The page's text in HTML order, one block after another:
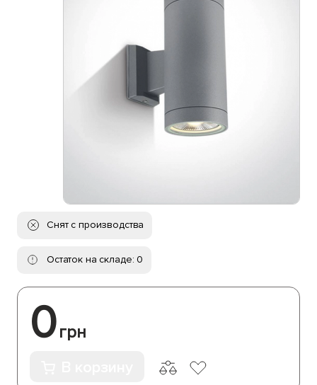
Снят с производства
Остаток на складе: 0
0грн